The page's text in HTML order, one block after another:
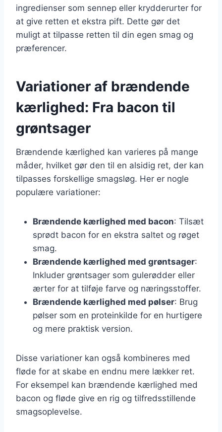
ingredienser som sennep eller krydderurter for
at give retten et ekstra pift. Dette gør det
muligt at tilpasse retten til din egen smag og
præferencer.
Variationer af brændende
kærlighed: Fra bacon til
grøntsager
Brændende kærlighed kan varieres på mange
måder, hvilket gør den til en alsidig ret, der kan
tilpasses forskellige smagsløg. Her er nogle
populære variationer:
Brændende kærlighed med bacon: Tilsæt
sprødt bacon for en ekstra saltet og røget
smag.
Brændende kærlighed med grøntsager:
Inkluder grøntsager som gulerødder eller
ærter for at tilføje farve og næringsstoffer.
Brændende kærlighed med pølser: Brug
pølser som en proteinkilde for en hurtigere
og mere praktisk version.
Disse variationer kan også kombineres med
fløde for at skabe en endnu mere lækker ret.
For eksempel kan brændende kærlighed med
bacon og fløde give en rig og tilfredsstillende
smagsoplevelse.